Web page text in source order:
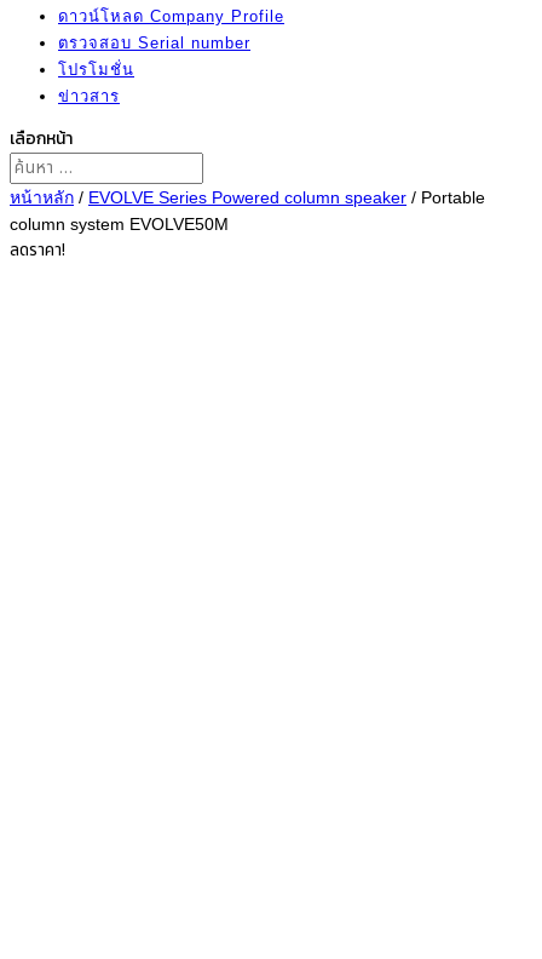
ดาวน์โหลด Company Profile
ตรวจสอบ Serial number
โปรโมชั่น
ข่าวสาร
เลือกหน้า
หน้าหลัก / EVOLVE Series Powered column speaker / Portable
column system EVOLVE50M
ลดราคา!